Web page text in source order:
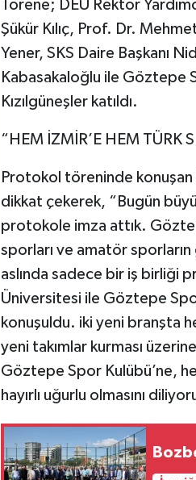
Törene; DEÜ Rektör
Şükür Kılıç, Prof. Dr.
Yener, SKS Daire Başkanı
Kabasakaloğlu ile Göztepe
Kızılgüneşler katıldı.
“HEM İZMİR’E HEM TÜRK
Protokol töreninde konuşan
dikkat çekerek, “Bugün
protokole imza attık.
sporları ve amatör
aslında sadece bir iş birliği
Üniversitesi ile Göztepe
konuşuldu. iki yeni branşta
yeni takımlar kurması
Göztepe Spor Kulübü’ne,
hayırlı uğurlu olmasını